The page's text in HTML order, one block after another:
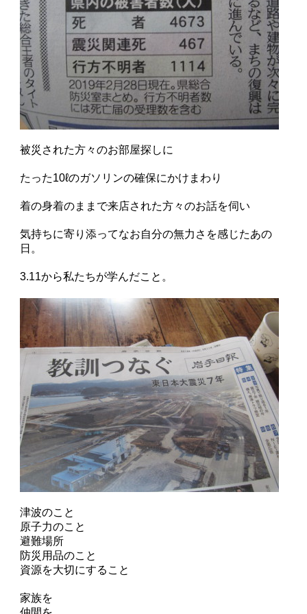
被災された方々のお部屋探しに
たった10ℓのガソリンの確保にかけまわり
着の身着のままで来店された方々のお話を伺い
気持ちに寄り添ってなお自分の無力さを感じたあの
日。
3.11から私たちが学んだこと。
津波のこと
原子力のこと
避難場所
防災用品のこと
資源を大切にすること
家族を